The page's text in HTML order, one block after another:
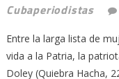
Cubaperiodistas
Entre la larga lista de
vida a la Patria, la
Doley (Quiebra Hacha,